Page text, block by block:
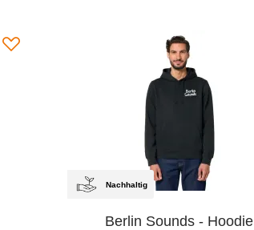
Nachhaltig
Berlin Sounds - Hoodie